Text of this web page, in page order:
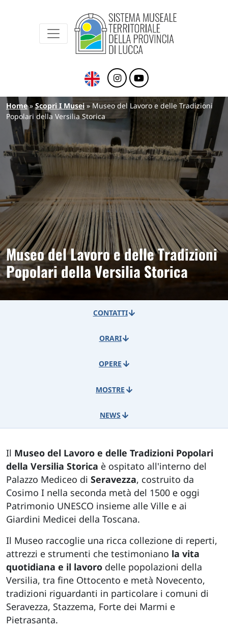
Sistema Museale Territoriale della
Briciole di pane
Home Scopri I Musei
Museo del Lavoro e delle Tradizioni
Popolari della Versilia Storica
Museo del Lavoro e delle Tradizioni
Popolari della Versilia Storica
CONTATTI
ORARI
OPERE
MOSTRE
NEWS
Il Museo del Lavoro e delle Tradizioni Popolari
della Versilia Storica è ospitato all'interno del
Palazzo Mediceo di Seravezza, costruito da
Cosimo I nella seconda metà del 1500 e oggi
Patrimonio UNESCO insieme alle Ville e ai
Giardini Medicei della Toscana.
Il Museo raccoglie una ricca collezione di reperti,
attrezzi e strumenti che testimoniano la vita
quotidiana e il lavoro delle popolazioni della
Versilia, tra fine Ottocento e metà Novecento,
tradizioni riguardanti in particolare i comuni di
Seravezza, Stazzema, Forte dei Marmi e
Pietrasanta.